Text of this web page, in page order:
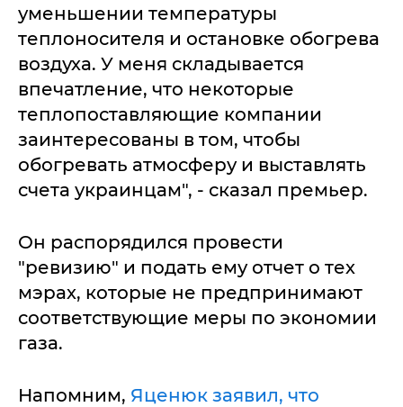
уменьшении температуры
теплоносителя и остановке обогрева
воздуха. У меня складывается
впечатление, что некоторые
теплопоставляющие компании
заинтересованы в том, чтобы
обогревать атмосферу и выставлять
счета украинцам", - сказал премьер.
Он распорядился провести
"ревизию" и подать ему отчет о тех
мэрах, которые не предпринимают
соответствующие меры по экономии
газа.
Напомним, Яценюк заявил, что